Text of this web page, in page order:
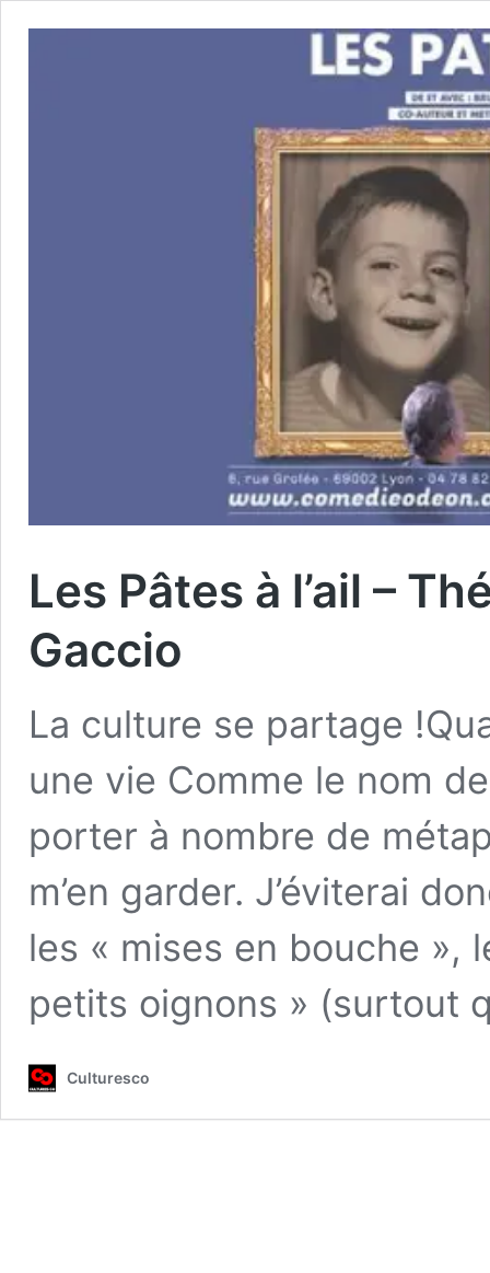
Les Pâtes à l’ail –
Gaccio
La culture se partage
une vie Comme le nom
porter à nombre de
m’en garder. J’éviterai
les « mises en bouche »,
petits oignons » (surtout
Culturesco